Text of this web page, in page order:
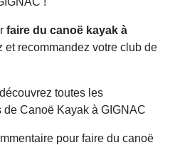
faire du canoë kayak à
et recommandez votre club de
découvrez toutes les
Canoë Kayak à GIGNAC
pour faire du canoë